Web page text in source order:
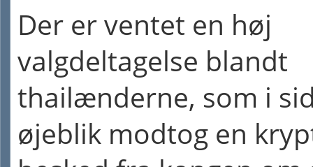
Der er ventet en høj
valgdeltagelse blandt
thailænderne, som i
øjeblik modtog en